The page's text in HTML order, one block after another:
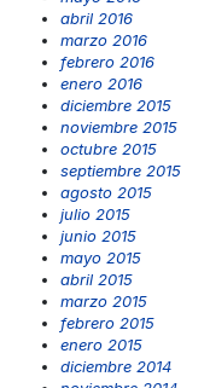
abril 2016
marzo 2016
febrero 2016
enero 2016
diciembre 2015
noviembre 2015
octubre 2015
septiembre 2015
agosto 2015
julio 2015
junio 2015
mayo 2015
abril 2015
marzo 2015
febrero 2015
enero 2015
diciembre 2014